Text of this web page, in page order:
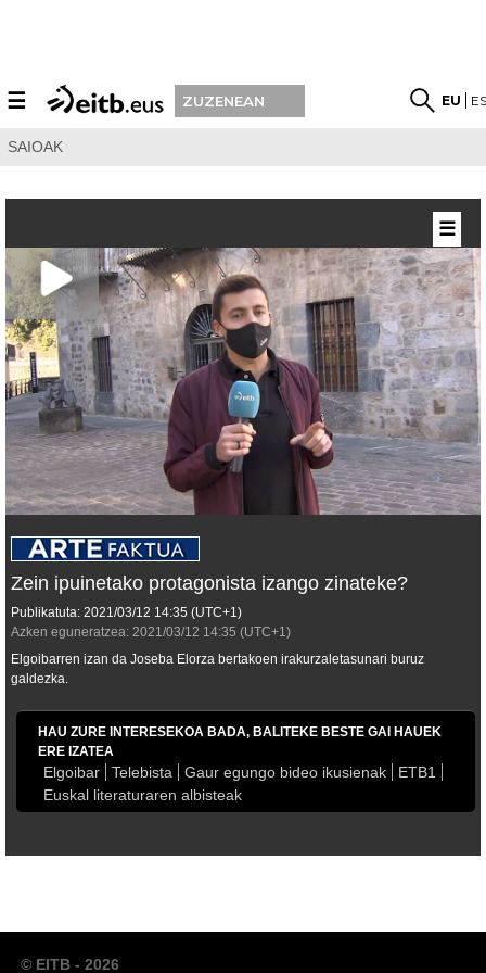
☰ ZUZENEAN EU
SAIOAK
Zein ipuinetako protagonista izango zinateke?
Publikatuta: 2021/03/12 14:35 (UTC+1)
Azken eguneratzea: 2021/03/12 14:35 (UTC+1)
Elgoibarren izan da Joseba Elorza bertakoen irakurzaletasunari buruz
galdezka.
HAU ZURE INTERESEKOA BADA, BALITEKE BESTE GAI HAUEK
ERE IZATEA
Elgoibar Telebista Gaur egungo bideo ikusienak
ETB1
Euskal literaturaren albisteak
☰
© EITB - 2026